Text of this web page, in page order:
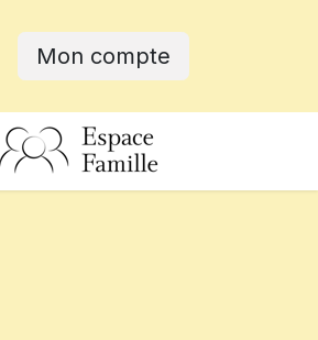
Mon compte